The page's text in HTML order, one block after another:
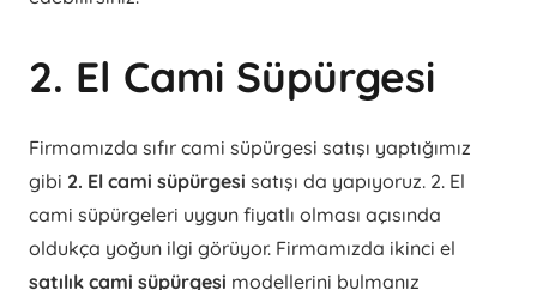
2. El Cami Süpürgesi
Firmamızda sıfır cami süpürgesi satışı yaptığımız
gibi 2. El cami süpürgesi satışı da yapıyoruz. 2. El
cami süpürgeleri uygun fiyatlı olması açısında
oldukça yoğun ilgi görüyor. Firmamızda ikinci el
satılık cami süpürgesi modellerini bulmanız